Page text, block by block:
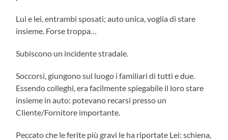
Lui e lei, entrambi sposati; auto unica, voglia di stare
insieme. Forse troppa…
Subiscono un incidente stradale.
Soccorsi, giungono sul luogo i familiari di tutti e due.
Essendo colleghi, era facilmente spiegabile il loro stare
insieme in auto: potevano recarsi presso un
Cliente/Fornitore importante.
Peccato che le ferite più gravi le ha riportate Lei: schiena,